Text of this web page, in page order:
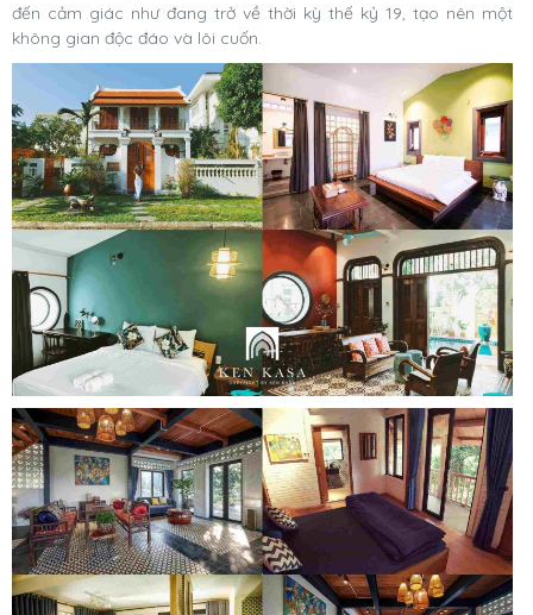
đến cảm giác như đang trở về thời kỳ thế kỷ 19, tạo nên một
không gian độc đáo và lôi cuốn.